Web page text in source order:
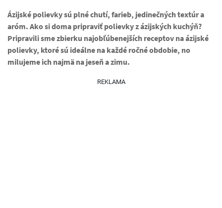
Ázijské polievky sú plné chutí, farieb, jedinečných textúr a
aróm. Ako si doma pripraviť polievky z ázijských kuchýň?
Pripravili sme zbierku najobľúbenejších receptov na ázijské
polievky, ktoré sú ideálne na každé ročné obdobie, no
milujeme ich najmä na jeseň a zimu.
REKLAMA